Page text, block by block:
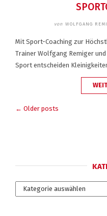
von WOLFGANG
Mit Sport-Coaching zur
Trainer Wolfgang Remiger
Sport entscheiden
← Older posts
Kategorien